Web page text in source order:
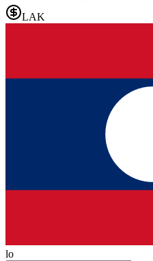
LAK
lo